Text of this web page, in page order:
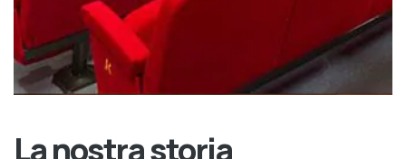
La nostra storia